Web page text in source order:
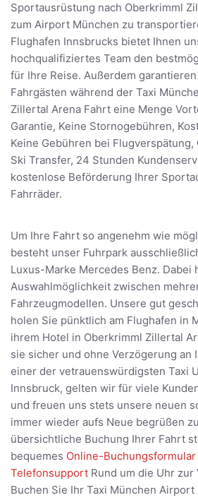
Sportausrüstung nach Oberkrimml
zum Airport München zu
Flughafen Innsbrucks bietet Ihnen
hochqualifiziertes Team den
für Ihre Reise. Außerdem
Fahrgästen während der Taxi
Zillertal Arena Fahrt eine Menge
Garantie, Keine Stornogebühren,
Keine Gebühren bei Flugverspätung,
Ski Transfer, 24 Stunden
kostenlose Beförderung Ihrer
Fahrräder.
Um Ihre Fahrt so angenehm wie
besteht unser Fuhrpark
Luxus-Marke Mercedes Benz. Dabei
Auswahlmöglichkeit zwischen
Fahrzeugmodellen. Unsere gut
holen Sie pünktlich am Flughafen in
ihrem Hotel in Oberkrimml Zillertal
sie sicher und ohne Verzögerung an
einer der vetrauenswürdigsten Taxi
Innsbruck, gelten wir für viele
und freuen uns stets unsere neuen
immer wieder aufs Neue begrüßen
übersichtliche Buchung Ihrer Fahrt
bequemes Online-Buchungsformular
Telefonsupport Rund um die Uhr
Buchen Sie Ihr Taxi München